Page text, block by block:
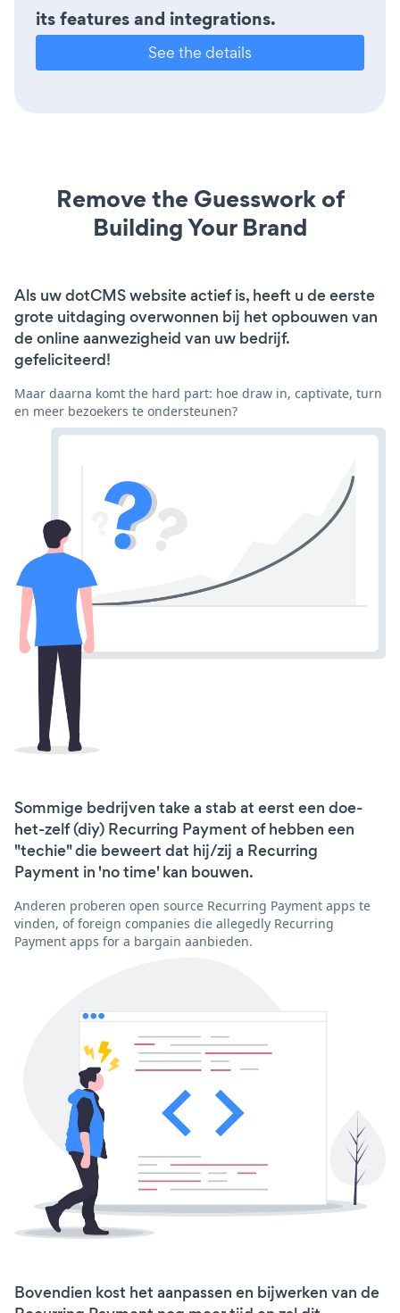
its features and integrations.
See the details
Remove the Guesswork of
Building Your Brand
Als uw dotCMS website actief is, heeft u de eerste
grote uitdaging overwonnen bij het opbouwen van
de online aanwezigheid van uw bedrijf.
gefeliciteerd!
Maar daarna komt the hard part: hoe draw in, captivate, turn
en meer bezoekers te ondersteunen?
Sommige bedrijven take a stab at eerst een doe-
het-zelf (diy) Recurring Payment of hebben een
"techie" die beweert dat hij/zij a Recurring
Payment in 'no time' kan bouwen.
Anderen proberen open source Recurring Payment apps te
vinden, of foreign companies die allegedly Recurring
Payment apps for a bargain aanbieden.
Bovendien kost het aanpassen en bijwerken van de